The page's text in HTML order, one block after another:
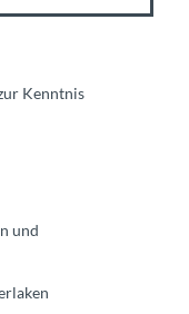
Kenntnis
und